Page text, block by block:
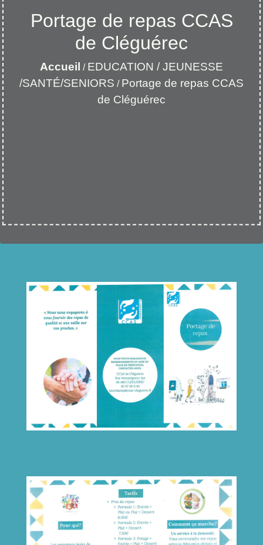
Portage de repas CCAS
de Cléguérec
Accueil / EDUCATION / JEUNESSE
/SANTÉ/SENIORS / Portage de repas CCAS
de Cléguérec